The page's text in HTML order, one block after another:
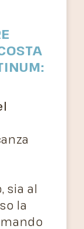
sia al
la